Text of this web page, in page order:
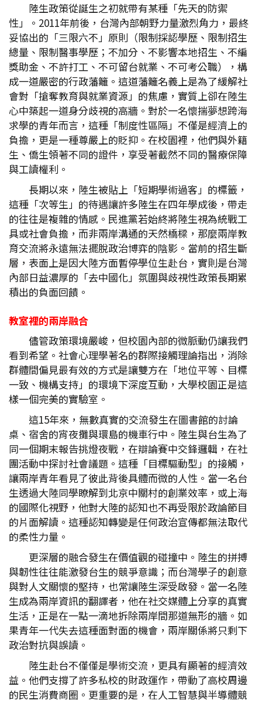
陸生政策從誕生之初就帶有某種「先天的防禦
性」。2011年前後，台灣內部朝野力量激烈角力，最終
妥協出的「三限六不」原則（限制採認學歷、限制招生
總量、限制醫事學歷；不加分、不影響本地招生、不編
獎助金、不許打工、不可留台就業、不可考公職），構
成一道嚴密的行政藩籬。這道藩籬名義上是為了緩解社
會對「搶奪教育與就業資源」的焦慮，實質上卻在陸生
心中築起一道身分歧視的高牆。對於一名懷揣夢想跨海
求學的青年而言，這種「制度性區隔」不僅是經濟上的
負擔，更是一種尊嚴上的貶抑。在校園裡，他們與外籍
生、僑生領著不同的證件，享受著截然不同的醫療保障
與工讀權利。
長期以來，陸生被貼上「短期學術過客」的標籤，
這種「次等生」的待遇讓許多陸生在四年學成後，帶走
的往往是複雜的情感。民進黨若始終將陸生視為統戰工
具或社會負擔，而非兩岸溝通的天然橋樑，那麼兩岸教
育交流將永遠無法擺脫政治博弈的陰影。當前的招生斷
層，表面上是因大陸方面暫停學位生赴台，實則是台灣
內部日益濃厚的「去中國化」氛圍與歧視性政策長期累
積出的負面回饋。
教室裡的兩岸融合
儘管政策環境嚴峻，但校園內部的微脈動仍讓我們
看到希望。社會心理學著名的群際接觸理論指出，消除
群體間偏見最有效的方式是讓雙方在「地位平等、目標
一致、機構支持」的環境下深度互動，大學校園正是這
樣一個完美的實驗室。
這15年來，無數真實的交流發生在圖書館的討論
桌、宿舍的宵夜攤與環島的機車行中。陸生與台生為了
同一個期末報告挑燈夜戰，在辯論賽中交鋒邏輯，在社
團活動中探討社會議題。這種「目標驅動型」的接觸，
讓兩岸青年看見了彼此背後具體而微的人性。當一名台
生透過大陸同學瞭解到北京中關村的創業效率，或上海
的國際化視野，他對大陸的認知也不再受限於政論節目
的片面解讀。這種認知轉變是任何政治宣傳都無法取代
的柔性力量。
更深層的融合發生在價值觀的碰撞中。陸生的拼搏
與韌性往往能激發台生的競爭意識；而台灣學子的創意
與對人文關懷的堅持，也常讓陸生深受啟發。當一名陸
生成為兩岸資訊的翻譯者，他在社交媒體上分享的真實
生活，正是在一點一滴地拆除兩岸間那道無形的牆。如
果青年一代失去這種面對面的機會，兩岸關係將只剩下
政治對抗與誤讀。
陸生赴台不僅僅是學術交流，更具有顯著的經濟效
益。他們支撐了許多私校的財政運作，帶動了高校周邊
的民生消費商圈。更重要的是，在人工智慧與半導體競